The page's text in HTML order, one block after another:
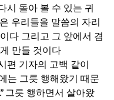
시 돌아 볼 수 있는 귀
우리들을 말씀의 자리
다 그리고 그 앞에서 겸
만들 것이다
편 기자의 고백 같이
는 그릇 행해왔기 때문
그릇 행하면서 살아왔